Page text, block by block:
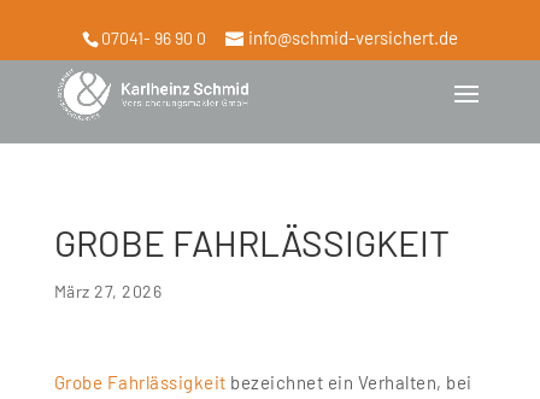
07041- 96 90 0 info@schmid-versichert.de
GROBE FAHRLÄSSIGKEIT
März 27, 2026
Grobe Fahrlässigkeit bezeichnet ein Verhalten, bei